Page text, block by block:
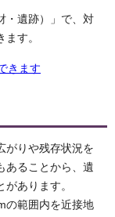
・遺跡）」で、対
す。
きます
がりや残存状況を
あることから、遺
あります。
の範囲内を近接地